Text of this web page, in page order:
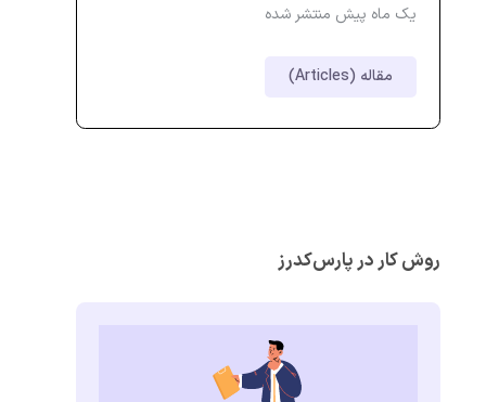
یک ماه پیش منتشر شده
مقاله (Articles)
روش کار در پارس‌کدرز